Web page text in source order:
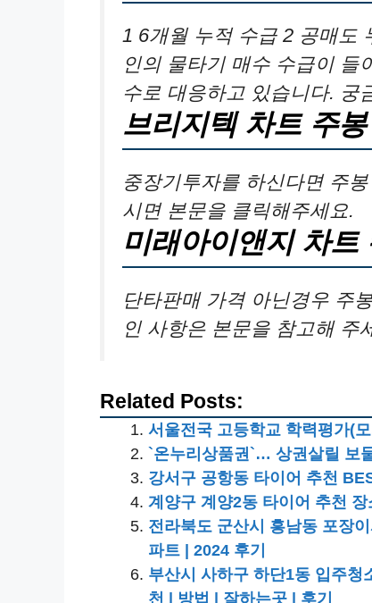
1 6개월 누적 수급 2 공매도
인의 물타기 매수 수급이 들
수로 대응하고 있습니다. 궁
브리지텍 차트 주
중장기투자를 하신다면 주
시면 본문을 클릭해주세요.
미래아이앤지 차트
단타판매 가격 아닌경우 주
인 사항은 본문을 참고해 주
Related Posts:
서울전국 고등학교 학력평가(
`온누리상품권`… 상권살릴 보
강서구 공항동 타이어 추천
계양구 계양2동 타이어 추천 장
전라북도 군산시 흥남동 포장
파트 | 2024 후기
부산시 사하구 하단1동 입주
천 | 방법 | 잘하는곳 | 후기